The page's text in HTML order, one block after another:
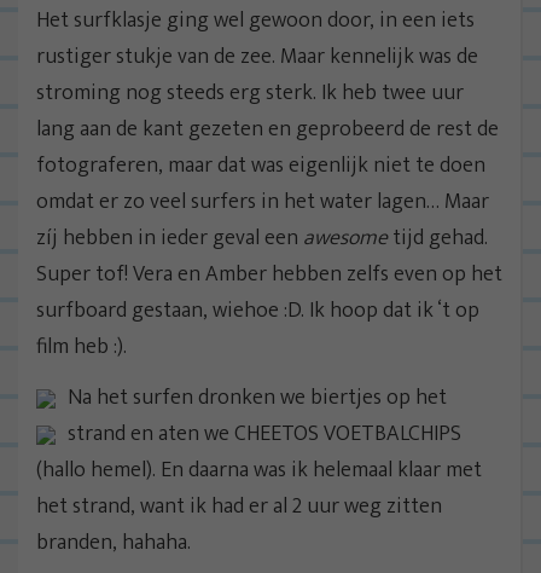
Het surfklasje ging wel gewoon door, in een iets
rustiger stukje van de zee. Maar kennelijk was de
stroming nog steeds erg sterk. Ik heb twee uur
lang aan de kant gezeten en geprobeerd de rest de
fotograferen, maar dat was eigenlijk niet te doen
omdat er zo veel surfers in het water lagen… Maar
zíj hebben in ieder geval een awesometijd gehad.
Super tof! Vera en Amber hebben zelfs even op het
surfboard gestaan, wiehoe :D. Ik hoop dat ik ‘t op
film heb :).
Na het surfen dronken we biertjes op het
strand en aten we CHEETOS VOETBALCHIPS
(hallo hemel). En daarna was ik helemaal klaar met
het strand, want ik had er al 2 uur weg zitten
branden, hahaha.